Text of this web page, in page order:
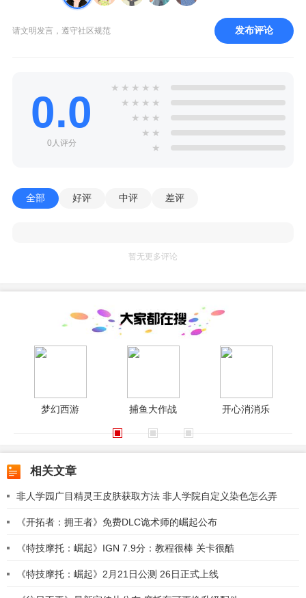
请文明发言，遵守社区规范 发布评论
0.0
0人评分
★ ★ ★ ★ ★
★ ★ ★ ★
★ ★ ★
★ ★
★
全部 好评 中评 差评
暂无更多评论
梦幻西游 捕鱼大作战 开心消消乐
相关文章
非人学园广目精灵王皮肤获取方法 非人学院自定义染色怎么弄
《开拓者：拥王者》免费DLC诡术师的崛起公布
《特技摩托：崛起》IGN 7.9分：教程很棒 关卡很酷
《特技摩托：崛起》2月21日公测 26日正式上线